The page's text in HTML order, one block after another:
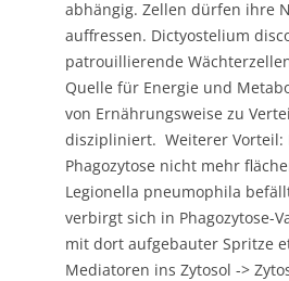
abhängig. Zellen dürfen ihre
auffressen. Dictyostelium
patrouillierende
Quelle für Energie und
von Ernährungsweise zu
diszipliniert. Weiterer Vorteil:
Phagozytose nicht mehr
Legionella pneumophila
verbirgt sich in Phagozytose-
mit dort aufgebauter Spritze
Mediatoren ins Zytosol ->